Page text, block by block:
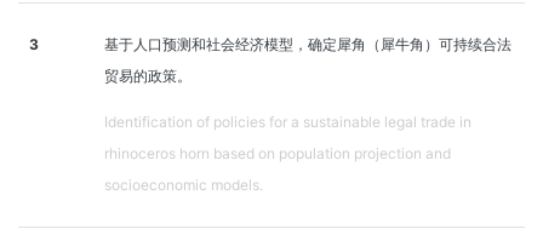
3
基于人口预测和社会经济模型，确定犀角（犀牛角）可持续合法
贸易的政策。
Identification of policies for a sustainable legal trade in
rhinoceros horn based on population projection and
socioeconomic models.